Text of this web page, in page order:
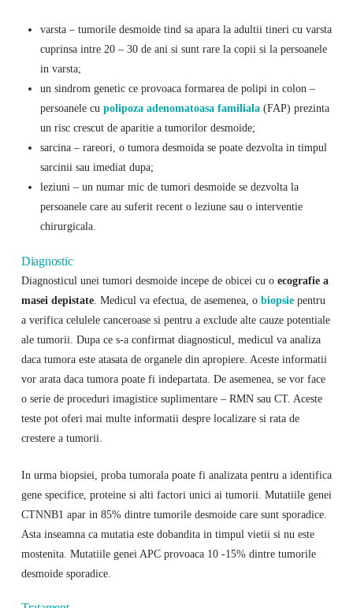
varsta – tumorile desmoide tind sa apara la adultii tineri cu varsta
cuprinsa intre 20 – 30 de ani si sunt rare la copii si la persoanele
in varsta;
un sindrom genetic ce provoaca formarea de polipi in colon –
persoanele cu polipoza adenomatoasa familiala(FAP) prezinta
un risc crescut de aparitie a tumorilor desmoide;
sarcina – rareori, o tumora desmoida se poate dezvolta in timpul
sarcinii sau imediat dupa;
leziuni – un numar mic de tumori desmoide se dezvolta la
persoanele care au suferit recent o leziune sau o interventie
chirurgicala.
Diagnostic
Diagnosticul unei tumori desmoide incepe de obicei cu o ecografie a
masei depistate. Medicul va efectua, de asemenea, o biopsiepentru
a verifica celulele canceroase si pentru a exclude alte cauze potentiale
ale tumorii. Dupa ce s-a confirmat diagnosticul, medicul va analiza
daca tumora este atasata de organele din apropiere. Aceste informatii
vor arata daca tumora poate fi indepartata. De asemenea, se vor face
o serie de proceduri imagistice suplimentare – RMN sau CT. Aceste
teste pot oferi mai multe informatii despre localizare si rata de
crestere a tumorii.
In urma biopsiei, proba tumorala poate fi analizata pentru a identifica
gene specifice, proteine ​​si alti factori unici ai tumorii. Mutatiile genei
CTNNB1 apar in 85% dintre tumorile desmoide care sunt sporadice.
Asta inseamna ca mutatia este dobandita in timpul vietii si nu este
mostenita. Mutatiile genei APC provoaca 10 -15% dintre tumorile
desmoide sporadice.